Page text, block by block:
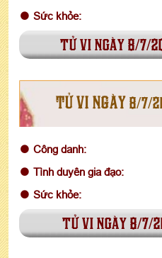
Sức khỏe:
tử vi ngày 8/7/
TỬ VI NGÀY 8/7/
Công danh:
Tình duyên gia đạo:
Sức khỏe:
tử vi ngày 8/7/